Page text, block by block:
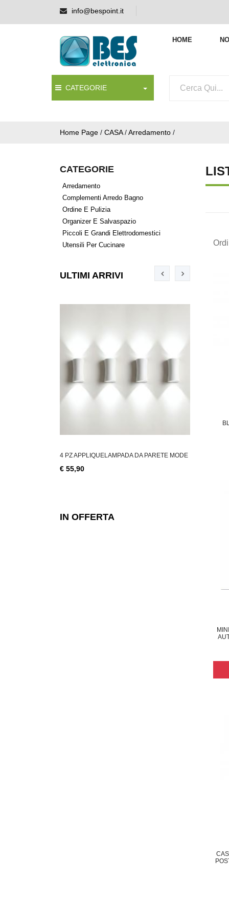
info@bespoint.it
HOME
CATEGORIE
Home Page / CASA/Arredamento /
CATEGORIE
Arredamento
Complementi Arredo Bagno
Ordine E Pulizia
Organizer E Salvaspazio
Piccoli E Grandi Elettrodomestici
Utensili Per Cucinare
ULTIMI ARRIVI
4 PZ APPLIQUELAMPADA DA PARETE MODE
€ 55,90
IN OFFERTA